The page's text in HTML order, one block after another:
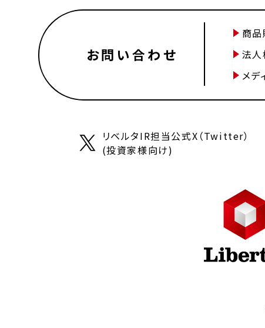
お問い合わせ
商
法人
メデ
リベルタIR担当公式X（Twitter）
(投資家様向け)